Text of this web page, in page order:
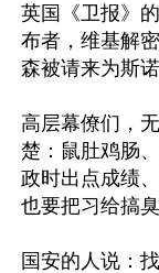
英国《卫报》
布者，维基解
森被请来为斯
高层幕僚们，
楚：鼠肚鸡肠
政时出点成绩
也要把习给搞
国安的人说：